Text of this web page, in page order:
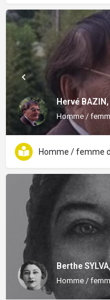
Hervé
Homme /
Homme / femme
Berthe
Homme /